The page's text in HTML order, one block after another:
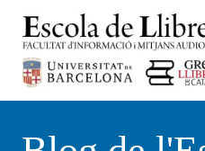
contingut